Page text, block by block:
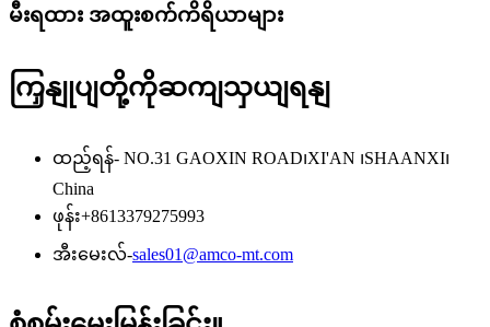
မီးရထား အထူးစက်ကိရိယာများ
ကြှနျုပျတို့ကိုဆကျသှယျရနျ
ထည့်ရန်- NO.31 GAOXIN ROAD၊XI'AN ၊SHAANXI၊
China
ဖုန်း+8613379275993
အီးမေးလ်-sales01@amco-mt.com